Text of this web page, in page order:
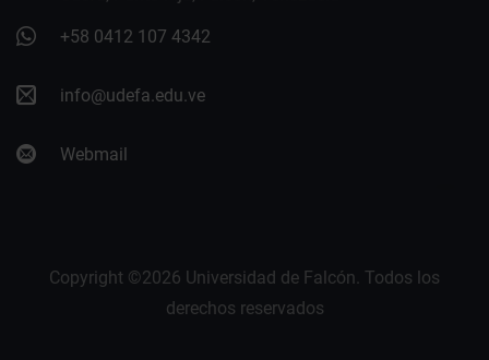
+58 0412 107 4342
info@udefa.edu.ve
Webmail
Copyright ©2026 Universidad de Falcón. Todos los
derechos reservados